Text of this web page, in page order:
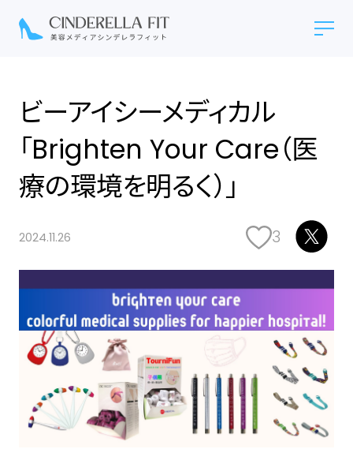
ビーアイシーメディカル
「Brighten Your Care（医
療の環境を明るく）」
2024.11.26 3